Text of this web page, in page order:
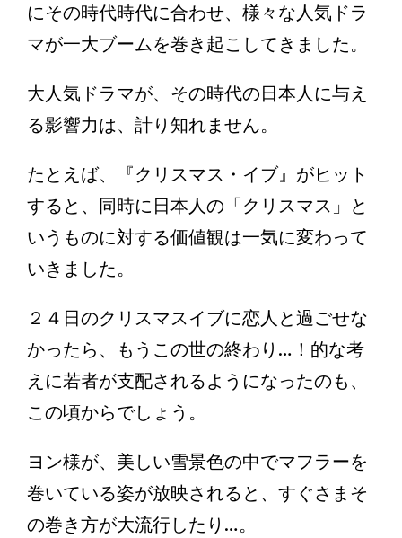
にその時代時代に合わせ、様々な人気ドラ
マが一大ブームを巻き起こしてきました。
大人気ドラマが、その時代の日本人に与え
る影響力は、計り知れません。
たとえば、『クリスマス・イブ』がヒット
すると、同時に日本人の「クリスマス」と
いうものに対する価値観は一気に変わって
いきました。
２４日のクリスマスイブに恋人と過ごせな
かったら、もうこの世の終わり…！的な考
えに若者が支配されるようになったのも、
この頃からでしょう。
ヨン様が、美しい雪景色の中でマフラーを
巻いている姿が放映されると、すぐさまそ
の巻き方が大流行したり…。